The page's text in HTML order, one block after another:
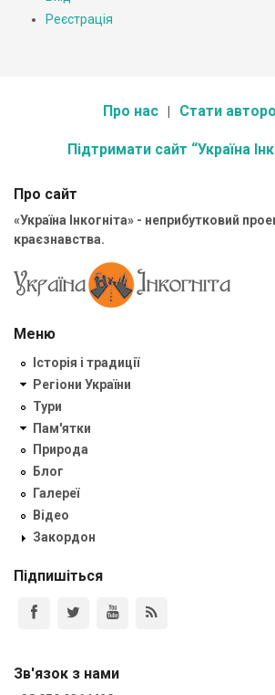
Реєстрація
Про нас Стати
Підтримати сайт “Україна
Про сайт
«Україна Інкогніта» - неприбутковий
краєзнавства.
Меню
Історія і традиції
Регіони України
Тури
Пам'ятки
Природа
Блог
Галереї
Відео
Закордон
Підпишіться
Зв'язок з нами